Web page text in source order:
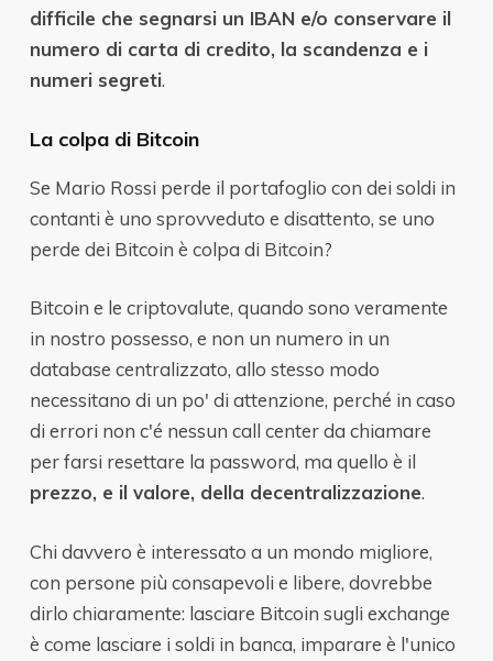
difficile che segnarsi un IBAN e/o conservare il
numero di carta di credito, la scandenza e i
numeri segreti.
La colpa di Bitcoin
Se Mario Rossi perde il portafoglio con dei soldi in
contanti è uno sprovveduto e disattento, se uno
perde dei Bitcoin è colpa di Bitcoin?
Bitcoin e le criptovalute, quando sono veramente
in nostro possesso, e non un numero in un
database centralizzato, allo stesso modo
necessitano di un po' di attenzione, perché in caso
di errori non c'é nessun call center da chiamare
per farsi resettare la password, ma quello è il
prezzo, e il valore, della decentralizzazione.
Chi davvero è interessato a un mondo migliore,
con persone più consapevoli e libere, dovrebbe
dirlo chiaramente: lasciare Bitcoin sugli exchange
è come lasciare i soldi in banca, imparare è l'unico